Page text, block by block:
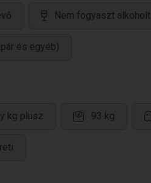
Nem fogyaszt alkoholt
és egyéb)
kg plusz 93 kg